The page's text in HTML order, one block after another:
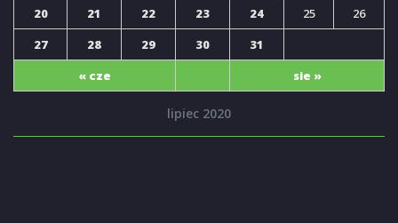
lipiec 2020
« cze sie »
20
21 22 23 24 25
26
27
28 29 30 31